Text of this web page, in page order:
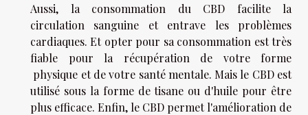
Aussi, la consommation du CBD facilite la
circulation sanguine et entrave les problèmes
cardiaques. Et opter pour sa consommation est très
fiable pour la récupération de votre forme
physique et de votre santé mentale. Mais le CBD est
utilisé sous la forme de tisane ou d'huile pour être
plus efficace. Enfin, le CBD permet l'amélioration de